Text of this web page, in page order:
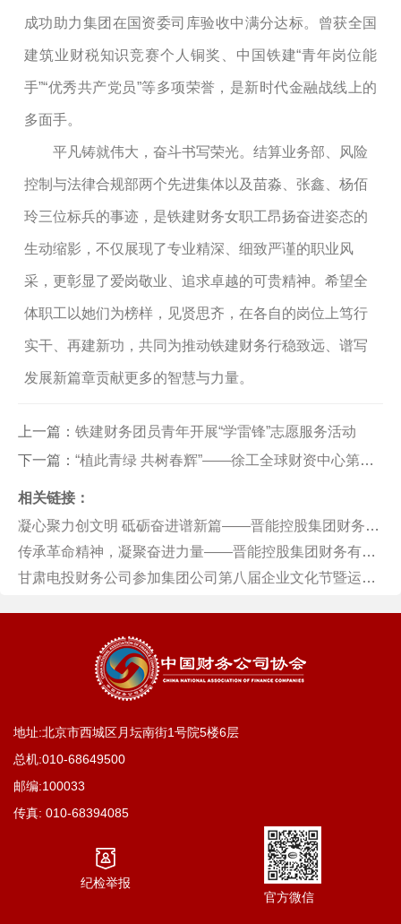
成功助力集团在国资委司库验收中满分达标。曾获全国
建筑业财税知识竞赛个人铜奖、中国铁建“青年岗位能
手”“优秀共产党员”等多项荣誉，是新时代金融战线上的
多面手。
平凡铸就伟大，奋斗书写荣光。结算业务部、风险
控制与法律合规部两个先进集体以及苗淼、张鑫、杨佰
玲三位标兵的事迹，是铁建财务女职工昂扬奋进姿态的
生动缩影 ， 不仅展现了专业精深、细致严谨的职业风
采，更彰显了爱岗敬业、追求卓越的可贵精神。希望全
体职工以她们为榜样，见贤思齐，在各自的岗位上笃行
实干、再建新功，共同为推动铁建财务行稳致远、谱写
发展新篇章贡献更多的智慧与力量。
上一篇： 铁建财务团员青年开展“学雷锋”志愿服务活动
下一篇： “植此青绿 共树春辉”——徐工全球财资中心第二党支部组织开展义务植树主题活动
相关链接：
凝心聚力创文明 砥砺奋进谱新篇——晋能控股集团财务有限公司扎实推进精神文明创建工作
传承革命精神，凝聚奋进力量——晋能控股集团财务有限公司党支部主题党日活动
甘肃电投财务公司参加集团公司第八届企业文化节暨运动会
地址:北京市西城区月坛南街1号院5楼6层
总机:010-68649500
邮编:100033
传真: 010-68394085
纪检举报
官方微信